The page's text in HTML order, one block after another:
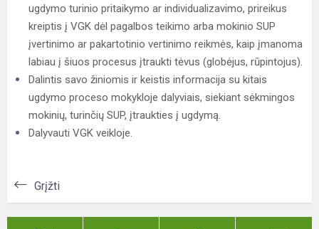
ugdymo turinio pritaikymo ar individualizavimo, prireikus
kreiptis į VGK dėl pagalbos teikimo arba mokinio SUP
įvertinimo ar pakartotinio vertinimo reikmės, kaip įmanoma
labiau į šiuos procesus įtraukti tėvus (globėjus, rūpintojus).
Dalintis savo žiniomis ir keistis informacija su kitais
ugdymo proceso mokykloje dalyviais, siekiant sėkmingos
mokinių, turinčių SUP, įtraukties į ugdymą.
Dalyvauti VGK veikloje.
Grįžti